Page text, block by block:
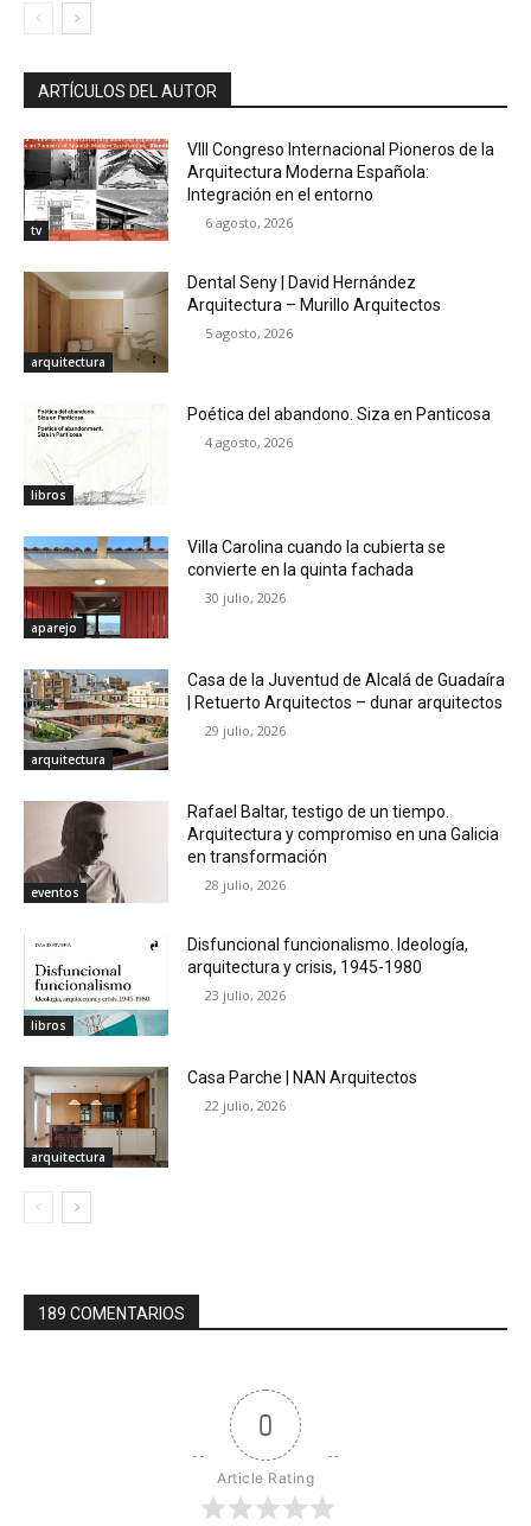
ARTÍCULOS DEL AUTOR
tv
VIII Congreso Internacional Pioneros de la
Arquitectura Moderna Española:
Integración en el entorno
6 agosto, 2026
arquitectura
Dental Seny | David Hernández
Arquitectura – Murillo Arquitectos
5 agosto, 2026
libros
Poética del abandono. Siza en Panticosa
4 agosto, 2026
aparejo
Villa Carolina cuando la cubierta se
convierte en la quinta fachada
30 julio, 2026
arquitectura
Casa de la Juventud de Alcalá de Guadaíra
| Retuerto Arquitectos – dunar arquitectos
29 julio, 2026
eventos
Rafael Baltar, testigo de un tiempo.
Arquitectura y compromiso en una Galicia
en transformación
28 julio, 2026
libros
Disfuncional funcionalismo. Ideología,
arquitectura y crisis, 1945-1980
23 julio, 2026
arquitectura
Casa Parche | NAN Arquitectos
22 julio, 2026
189 COMENTARIOS
0
Article Rating